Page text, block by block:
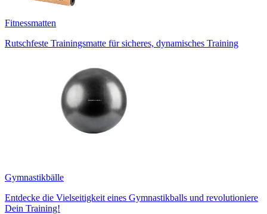
Fitnessmatten
Rutschfeste Trainingsmatte für sicheres, dynamisches Training
Gymnastikbälle
Entdecke die Vielseitigkeit eines Gymnastikballs und revolutioniere
Dein Training!